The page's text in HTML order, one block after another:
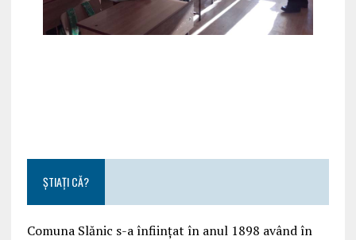
ȘTIAȚI CĂ?
Comuna Slănic s-a înființat în anul 1898 având în